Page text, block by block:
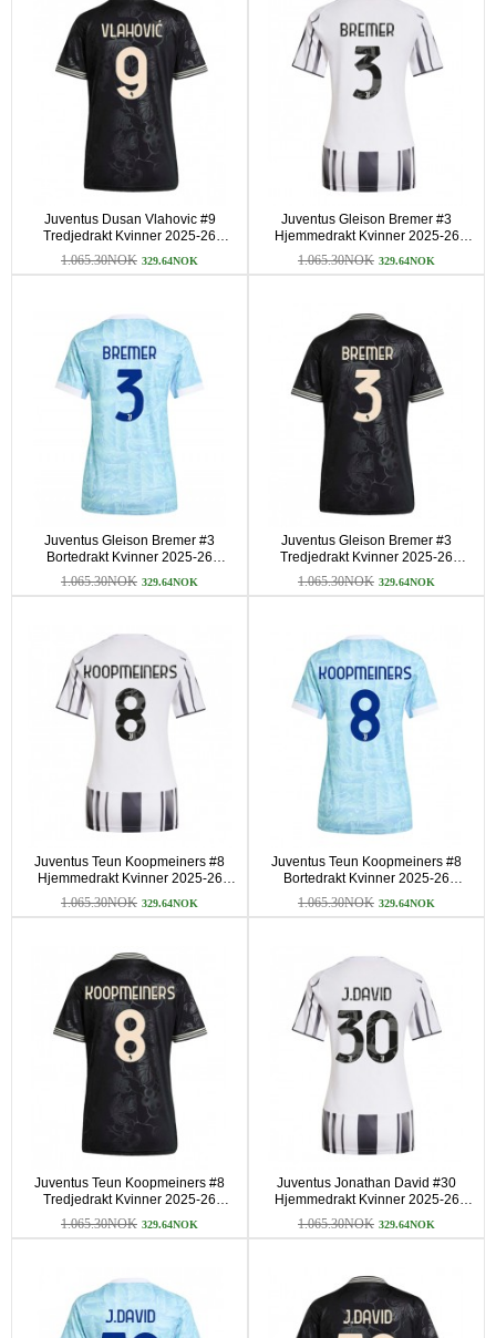
Juventus Dusan Vlahovic #9
Tredjedrakt Kvinner 2025-26
Kortermet
1.065.30NOK 329.64NOK
Juventus Gleison Bremer #3
Hjemmedrakt Kvinner 2025-26
Kortermet
1.065.30NOK 329.64NOK
Juventus Gleison Bremer #3
Bortedrakt Kvinner 2025-26
Kortermet
1.065.30NOK 329.64NOK
Juventus Gleison Bremer #3
Tredjedrakt Kvinner 2025-26
Kortermet
1.065.30NOK 329.64NOK
Juventus Teun Koopmeiners #8
Hjemmedrakt Kvinner 2025-26
Kortermet
1.065.30NOK 329.64NOK
Juventus Teun Koopmeiners #8
Bortedrakt Kvinner 2025-26
Kortermet
1.065.30NOK 329.64NOK
Juventus Teun Koopmeiners #8
Tredjedrakt Kvinner 2025-26
Kortermet
1.065.30NOK 329.64NOK
Juventus Jonathan David #30
Hjemmedrakt Kvinner 2025-26
Kortermet
1.065.30NOK 329.64NOK